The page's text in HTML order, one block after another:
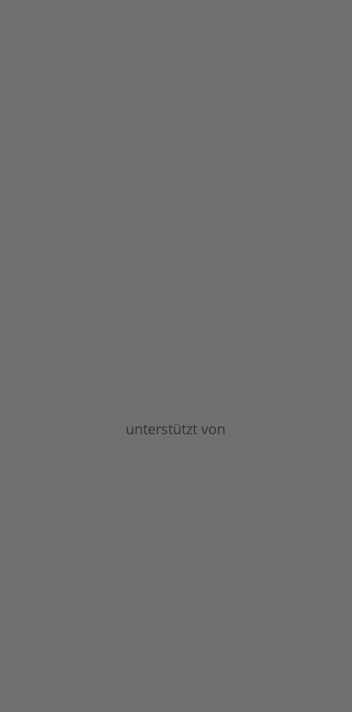
unterstützt von